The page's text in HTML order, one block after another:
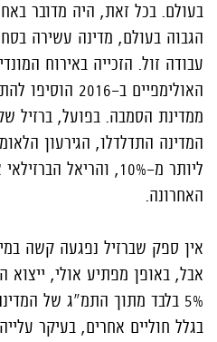
בעולם. בכל זאת, היה מדובר
הגבוה בעולם, מדינה עשירה
האולימפיים ב-
ממדינת הסמבה. בפועל, ברזיל
המדינה התדלדלו, הגירעון
ליותר מ-10%, והריאל
האחרונה.
אין ספק שברזיל נפגעה קשה
אבל, באופן מפתיע אולי, ייצוא
5% בלבד מתוך התמ"ג של
בגלל חוליים אחרים, בעיקר